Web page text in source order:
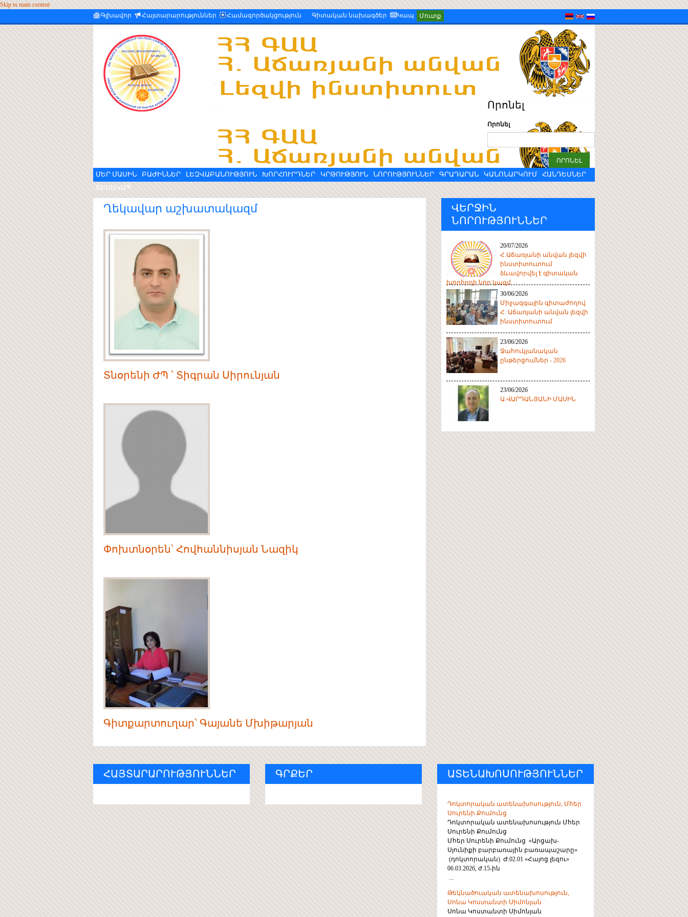
Skip to main content
Գլխավոր
Հայտարարություններ Համագործակցություն Գիտական նախագծեր Կապ Մուտք
Որոնել
Որոնել
ՄԵՐ ՄԱՍԻՆ ԲԱԺԻՆՆԵՐ ԼԵԶՎԱԲԱՆՈՒԹՅՈՒՆ ԽՈՐՀՈՒՐԴՆԵՐ ԿՐԹՈՒԹՅՈՒՆ ՆՈՐՈՒԹՅՈՒՆՆԵՐ ԳՐԱԴԱՐԱՆ ԿԱՆՈՆԱՐԿՈՒՄ
ՀԱՆԴԵՍՆԵՐ
ՏԵՍԱԿԱՊ
Ղեկավար աշխատակազմ
Տնօրենի ԺՊ ՝ Տիգրան Սիրունյան
Փոխտնօրեն՝ Հովհաննիսյան Նազիկ
Գիտքարտուղար՝ Գայանե Մխիթարյան
ՎԵՐՋԻՆ
ՆՈՐՈՒԹՅՈՒՆՆԵՐ
20/07/2026
Հ.Աճառյանի անվան լեզվի
ինստիտուտում
ձևավորվել է գիտական
խորհրդի նոր կազմ
30/06/2026
Միջազգային գիտաժողով
Հ. Աճառյանի անվան լեզվի
ինստիտուտում
23/06/2026
Ջահուկյանական
ընթերցումներ - 2026
23/06/2026
Ա.ՎԱՐԴԱՆՅԱՆԻ ՄԱՍԻՆ
ՀԱՅՏԱՐԱՐՈՒԹՅՈՒՆՆԵՐ ԳՐՔԵՐ ԱՏԵՆԱԽՈՍՈՒԹՅՈՒՆՆԵՐ
Դոկտորական ատենախոսություն, Մհեր
Սուրենի Քումունց
Դոկտորական ատենախոսություն Մհեր
Սուրենի Քումունց
Մհեր Սուրենի Քումունց «Արցախ-
Սյունիքի բարբառային բառապաշարը»
(դոկտորական) Ժ.02.01 «Հայոց լեզու»
06.03.2026, ժ.15-ին
...
Թեկնածուական ատենախոսություն,
Սոնա Կոստանտի Սիմոնյան
Սոնա Կոստանտի Սիմոնյան